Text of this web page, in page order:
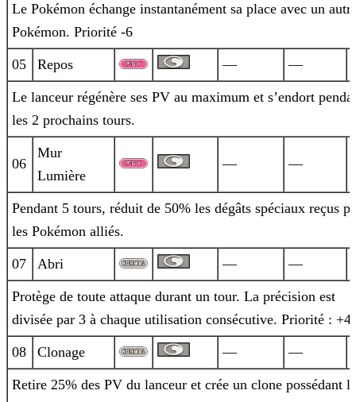
Le Pokémon échange instantanément sa place avec un
Pokémon. Priorité -6
05 Repos — —
Le lanceur régénère ses PV au maximum et s’endort
les 2 prochains tours.
06
Mur
Lumière
— —
Pendant 5 tours, réduit de 50% les dégâts spéciaux reçus
les Pokémon alliés.
07 Abri — —
Protège de toute attaque durant un tour. La précision est
divisée par 3 à chaque utilisation consécutive. Priorité : +4.
08 Clonage — —
Retire 25% des PV du lanceur et crée un clone possédant le